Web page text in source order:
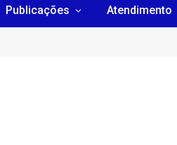
Publicações Atendimento